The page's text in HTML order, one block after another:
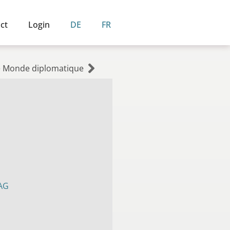
Login DE FR
Monde diplomatique